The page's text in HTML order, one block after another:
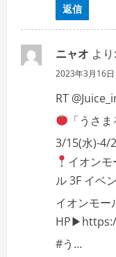
返信
ニャオ より:
2023年3月16
RT
「うさ
3/15(水)-4/
イオン
ル 3F イベ
イオンモー
#う…